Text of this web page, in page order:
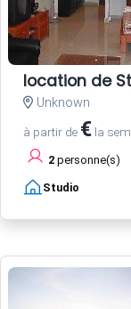
location de
Unknown
à partir de € la
2 personne(s)
Studio